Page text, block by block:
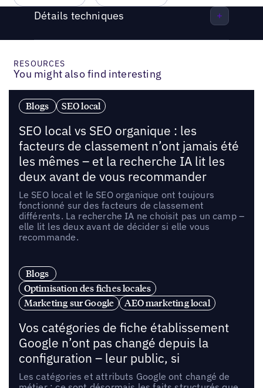
Détails techniques
RESOURCES
You might also find interesting
Blogs SEO local
SEO local vs SEO organique : les
facteurs de classement n’ont jamais été
les mêmes – et la recherche IA lit les
deux avant de vous recommander
Le SEO local et le SEO organique ont toujours
fonctionné sur des facteurs de classement
différents. La recherche IA ne choisit pas un camp –
elle lit les deux avant de décider si elle vous
recommande.
Blogs
Optimisation des fiches locales
Marketing sur Google
AEO marketing local
Vos catégories de fiche établissement
Google n’ont pas changé depuis la
configuration – leur public, si
Les catégories et attributs Google ont changé de